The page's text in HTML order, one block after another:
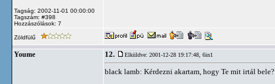
Tagság: 2002-11-01 00:00:00
Tagszám: #398
Hozzászólások: 7
Zöldfülű
Youme 12. Elküldve: 2001-12-28 19:17:48, 6in1
black lamb: Kérdezni akartam, hogy Te mit irtál bele?